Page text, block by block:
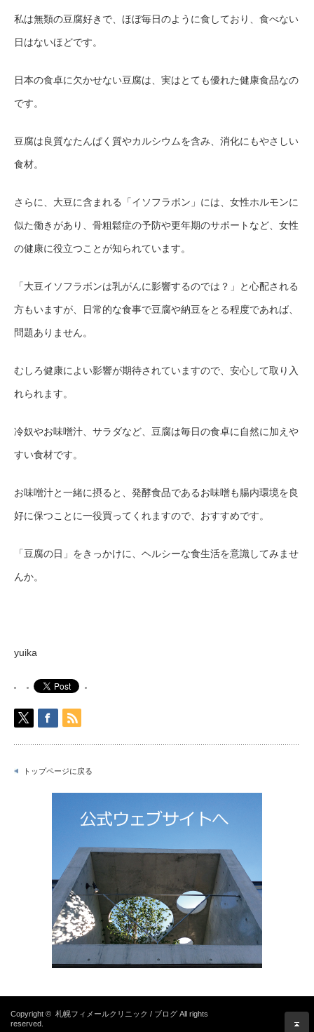
私は無類の豆腐好きで、ほぼ毎日のように食しており、食べない
日はないほどです。
日本の食卓に欠かせない豆腐は、実はとても優れた健康食品なの
です。
豆腐は良質なたんぱく質やカルシウムを含み、消化にもやさしい
食材。
さらに、大豆に含まれる「イソフラボン」には、女性ホルモンに
似た働きがあり、骨粗鬆症の予防や更年期のサポートなど、女性
の健康に役立つことが知られています。
「大豆イソフラボンは乳がんに影響するのでは？」と心配される
方もいますが、日常的な食事で豆腐や納豆をとる程度であれば、
問題ありません。
むしろ健康によい影響が期待されていますので、安心して取り入
れられます。
冷奴やお味噌汁、サラダなど、豆腐は毎日の食卓に自然に加えや
すい食材です。
お味噌汁と一緒に摂ると、発酵食品であるお味噌も腸内環境を良
好に保つことに一役買ってくれますので、おすすめです。
「豆腐の日」をきっかけに、ヘルシーな食生活を意識してみませ
んか。
yuika
トップページに戻る
Copyright © 札幌フィメールクリニック / ブログ All rights
reserved.